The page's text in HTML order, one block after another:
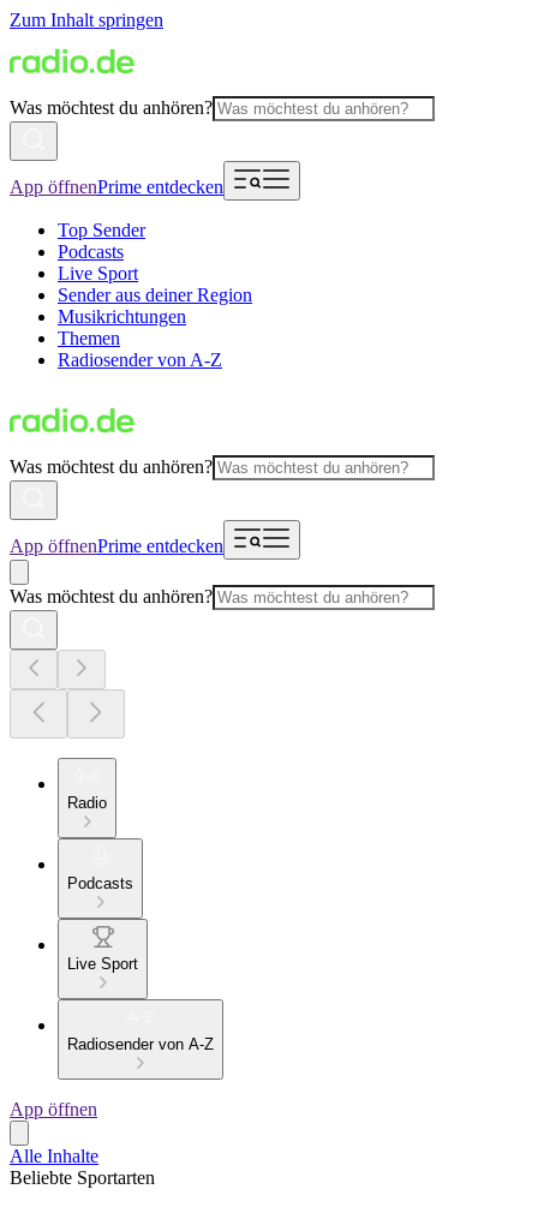
Zum Inhalt springen
Was möchtest du anhören?
App öffnenPrime entdecken
Top Sender
Podcasts
Live Sport
Sender aus deiner Region
Musikrichtungen
Themen
Radiosender von A-Z
Was möchtest du anhören?
App öffnenPrime entdecken
Was möchtest du anhören?
Radio
Podcasts
Live Sport
Radiosender von A-Z
App öffnen
Alle Inhalte
Beliebte Sportarten